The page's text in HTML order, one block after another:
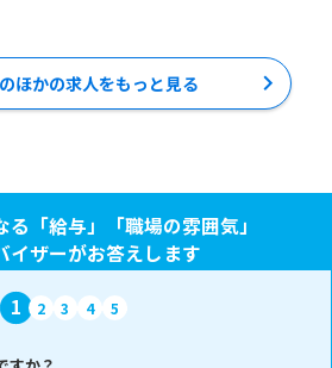
ほかの求人をもっと見る
る「給与」「職場の雰囲気」
イザーがお答えします
1 2 3 4 5